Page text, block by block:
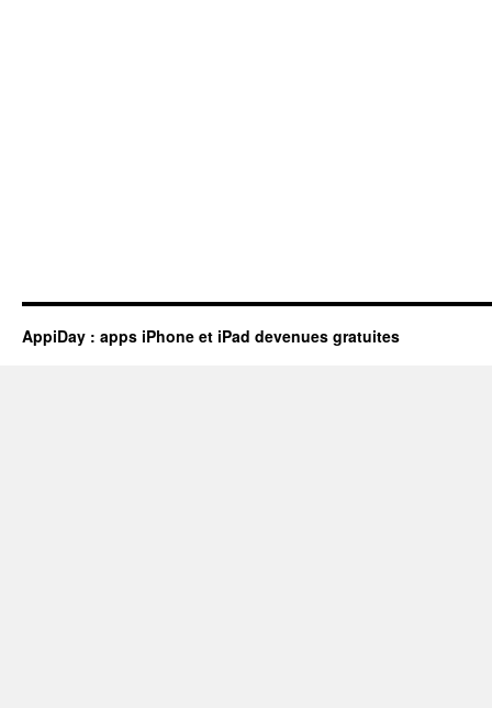
AppiDay : apps iPhone et iPad devenues gratuites